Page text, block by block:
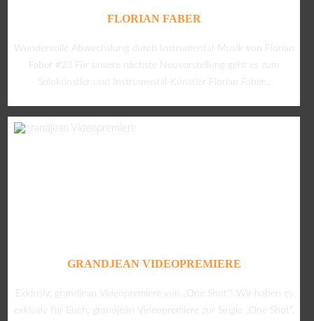
FLORIAN FABER
Wundervolle Abwechslung durch Instrumental-Musik von Florian
Faber #23 Für unsere nächste Neuvorstellung geht es zum
Solokünstler und Instrumental-Künstler Florian Faber...
GRANDJEAN VIDEOPREMIERE
Exklusiv: grandjean Videopremiere von „One Shot“! Wir haben es
exklusiv für Euch: grandjean Videopremiere zur Single „One Shot“.